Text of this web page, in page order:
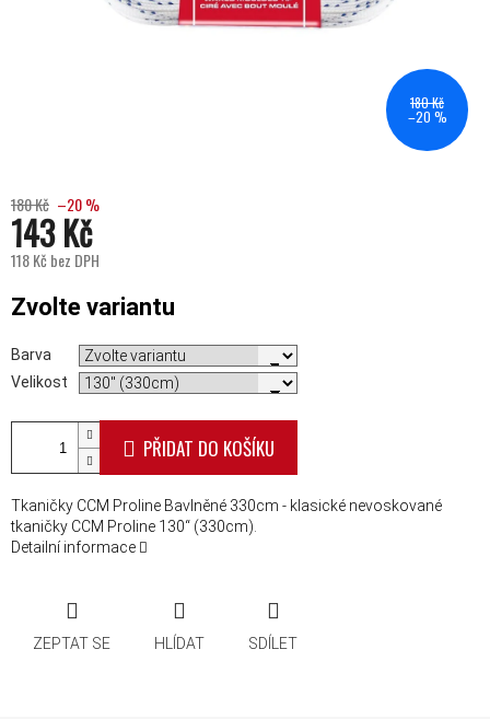
180 Kč
–20 %
180 Kč –20 %
143 Kč
118 Kč bez DPH
Zvolte variantu
Barva
Velikost
PŘIDAT DO KOŠÍKU
Tkaničky CCM Proline Bavlněné 330cm - klasické nevoskované
tkaničky CCM Proline 130“ (330cm).
Detailní informace
ZEPTAT SE HLÍDAT SDÍLET